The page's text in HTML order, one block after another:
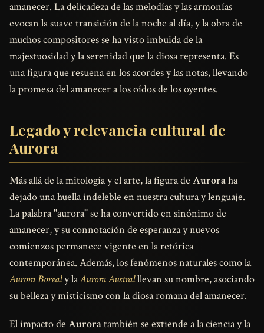
amanecer. La delicadeza de las melodías y las armonías
evocan la suave transición de la noche al día, y la obra de
muchos compositores se ha visto imbuida de la
majestuosidad y la serenidad que la diosa representa. Es
una figura que resuena en los acordes y las notas, llevando
la promesa del amanecer a los oídos de los oyentes.
Legado y relevancia cultural de
Aurora
Más allá de la mitología y el arte, la figura de Auroraha
dejado una huella indeleble en nuestra cultura y lenguaje.
La palabra "aurora" se ha convertido en sinónimo de
amanecer, y su connotación de esperanza y nuevos
comienzos permanece vigente en la retórica
contemporánea. Además, los fenómenos naturales como la
Aurora Borealy laAurora Australllevan su nombre, asociando
su belleza y misticismo con la diosa romana del amanecer.
El impacto de Auroratambién se extiende a la ciencia y la